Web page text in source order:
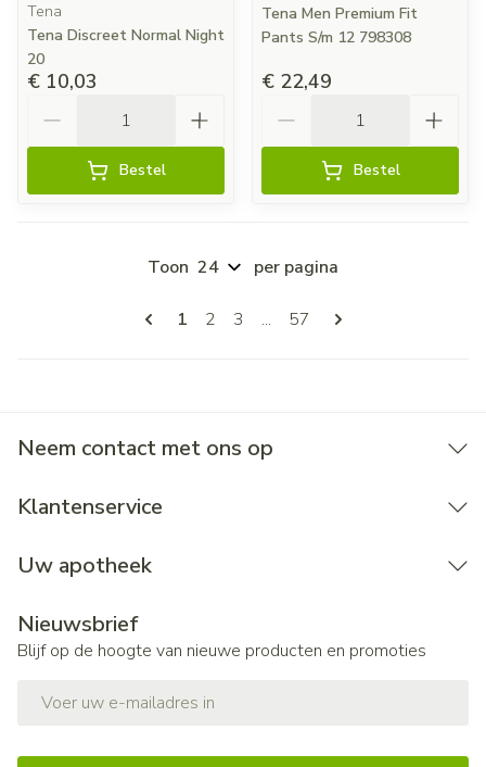
Tena
Tena Discreet Normal Night
20
€ 10,03
Bestel
Tena Men Premium Fit
Pants S/m 12 798308
€ 22,49
Bestel
Pagina's
U lees momenteel pagina
1 Pagina
2 Pagina
3 ... Pagina
57
Toon per pagina
Neem contact met ons op
Klantenservice
Uw apotheek
Nieuwsbrief
Blijf op de hoogte van nieuwe producten en promoties